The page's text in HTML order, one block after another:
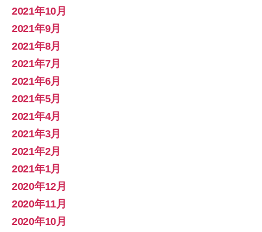
2021年10月
2021年9月
2021年8月
2021年7月
2021年6月
2021年5月
2021年4月
2021年3月
2021年2月
2021年1月
2020年12月
2020年11月
2020年10月